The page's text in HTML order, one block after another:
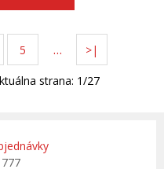
5 … >|
strana: 1/27